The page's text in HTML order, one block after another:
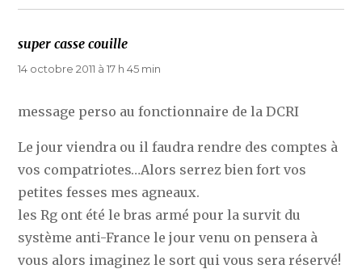
super casse couille
14 octobre 2011 à 17 h 45 min
message perso au fonctionnaire de la DCRI
Le jour viendra ou il faudra rendre des comptes à
vos compatriotes…Alors serrez bien fort vos
petites fesses mes agneaux.
les Rg ont été le bras armé pour la survit du
système anti-France le jour venu on pensera à
vous alors imaginez le sort qui vous sera réservé!